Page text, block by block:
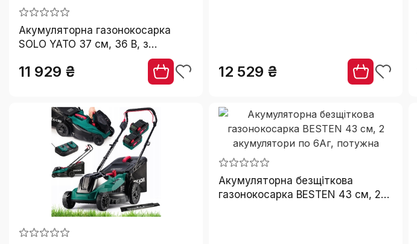
Riwall
Ryobi
Stiga
1
Yard force
Акумуляторна газонокосарка
SOLO YATO 37 см, 36 В, з
регулюванням, 2 акумулятори в
комплекті, YT-85223
11 929 ₴ 12 529 ₴
Акумуляторна безщіткова
газонокосарка BESTEN 43 см, 2